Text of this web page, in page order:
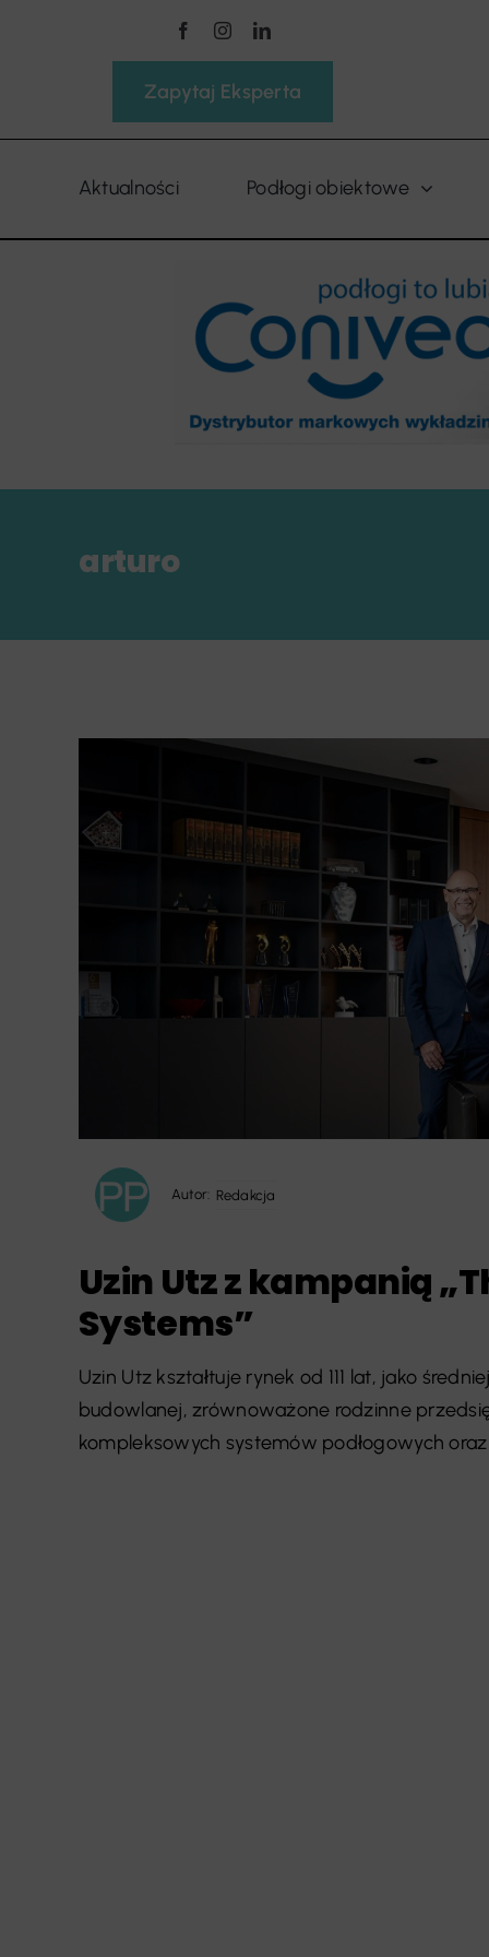
Zapytaj Eksperta
Aktualności Podłogi obiektowe
arturo
Autor: Redakcja
Uzin Utz z kampanią
Systems”
Uzin Utz kształtuje rynek od 111 lat, jako
budowlanej, zrównoważone rodzinne
kompleksowych systemów podłogowych